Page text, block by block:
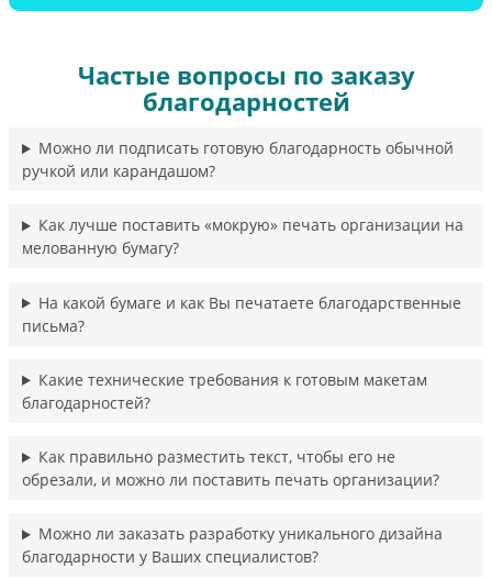
Частые вопросы по заказу
благодарностей
Можно ли подписать готовую благодарность обычной
ручкой или карандашом?
Как лучше поставить «мокрую» печать организации на
мелованную бумагу?
На какой бумаге и как Вы печатаете благодарственные
письма?
Какие технические требования к готовым макетам
благодарностей?
Как правильно разместить текст, чтобы его не
обрезали, и можно ли поставить печать организации?
Можно ли заказать разработку уникального дизайна
благодарности у Ваших специалистов?